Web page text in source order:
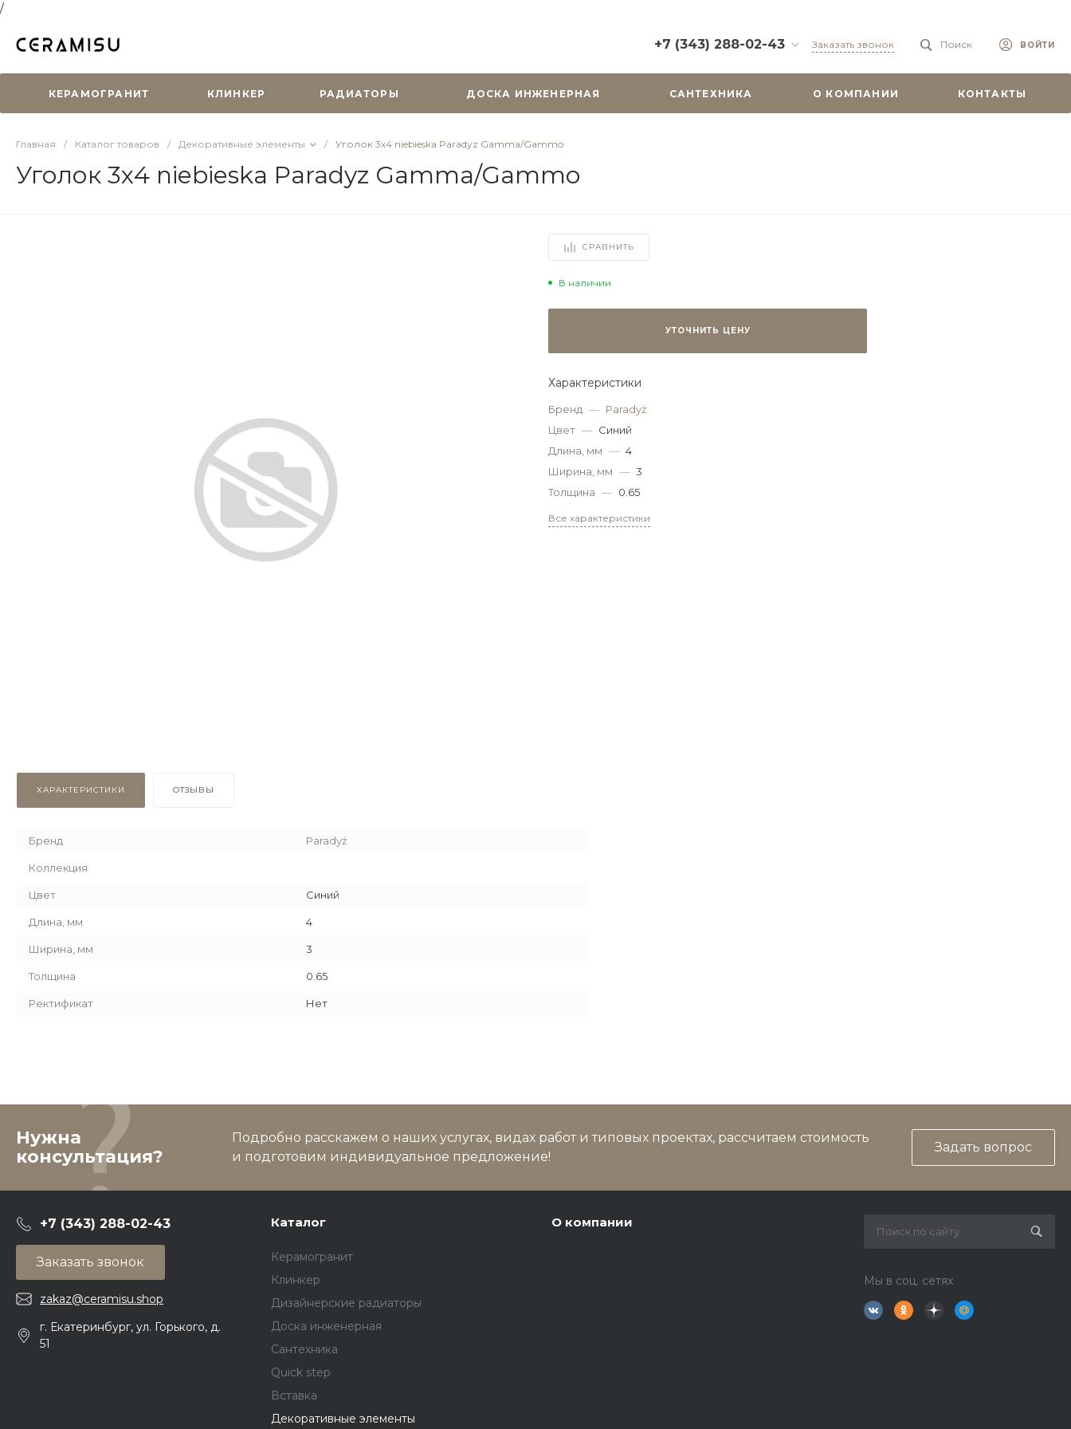
/
+7 (343) 288-02-43
г. Екатеринбург, ул.
Горького, д. 51
Заказать звонок Поиск ВОЙТИ
КЕРАМОГРАНИТ КЛИНКЕР РАДИАТОРЫ ДОСКА ИНЖЕНЕРНАЯ САНТЕХНИКА О КОМПАНИИ КОНТАКТЫ
Главная / Каталог товаров / Декоративные элементы / Уголок 3х4 niebieska Paradyz Gamma/Gammo
Уголок 3х4 niebieska Paradyz Gamma/Gammo
СРАВНИТЬ
В наличии
УТОЧНИТЬ ЦЕНУ
Характеристики
Бренд — Paradyż
Цвет — Синий
Длина, мм — 4
Ширина, мм — 3
Толщина — 0.65
Все характеристики
ХАРАКТЕРИСТИКИ ОТЗЫВЫ
Бренд Paradyż
Коллекция
Цвет Синий
Длина, мм 4
Ширина, мм 3
Толщина 0.65
Ректификат Нет
Нужна
консультация?
Подробно расскажем о наших услугах, видах работ и типовых проектах, рассчитаем стоимость
и подготовим индивидуальное предложение!
Задать вопрос
+7 (343) 288-02-43
Заказать звонок
zakaz@ceramisu.shop
г. Екатеринбург, ул. Горького, д.
51
Каталог
Керамогранит
Клинкер
Дизайнерские радиаторы
Доска инженерная
Сантехника
Quick step
Вставка
Декоративные элементы
О компании
Мы в соц. сетях